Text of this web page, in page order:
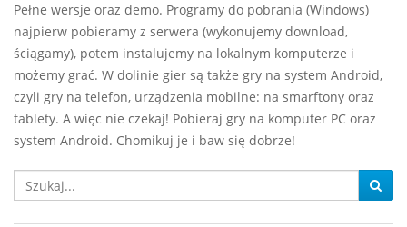
Pełne wersje oraz demo. Programy do pobrania (Windows)
najpierw pobieramy z serwera (wykonujemy download,
ściągamy), potem instalujemy na lokalnym komputerze i
możemy grać. W dolinie gier są także gry na system Android,
czyli gry na telefon, urządzenia mobilne: na smarftony oraz
tablety. A więc nie czekaj! Pobieraj gry na komputer PC oraz
system Android. Chomikuj je i baw się dobrze!